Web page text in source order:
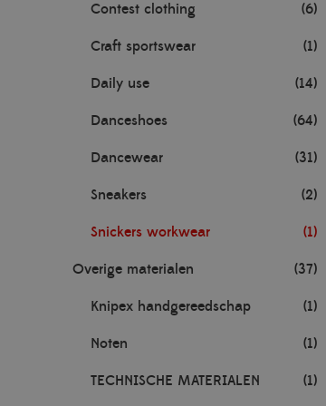
Contest clothing (6)
Craft sportswear (1)
Daily use (14)
Danceshoes (64)
Dancewear (31)
Sneakers (2)
Snickers workwear (1)
Overige materialen (37)
Knipex handgereedschap (1)
Noten (1)
TECHNISCHE MATERIALEN (1)